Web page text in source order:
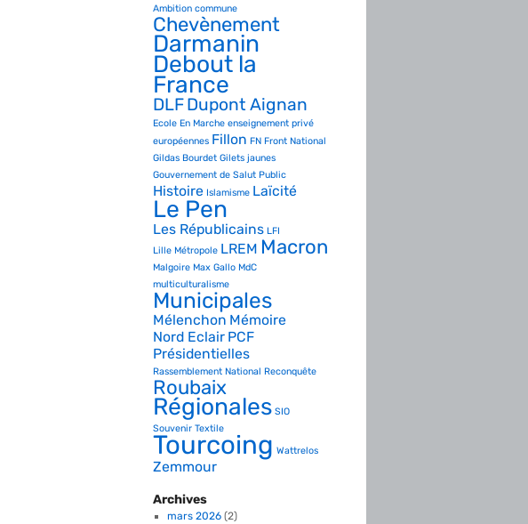
Ambition commune
Chevènement
Darmanin
Debout la
France
DLFDupont Aignan
Ecole En Marche enseignement privé
européennes Fillon FN Front National
Gildas Bourdet Gilets jaunes
Gouvernement de Salut Public
Histoire Islamisme Laïcité
Le Pen
Les Républicains LFI
Lille Métropole LREM Macron
Malgoire Max Gallo MdC
multiculturalisme
Municipales
Mélenchon Mémoire
Nord Eclair PCF
Présidentielles
Rassemblement National Reconquête
Roubaix
Régionales SIO
Souvenir Textile
Tourcoing Wattrelos
Zemmour
Archives
mars 2026(2)